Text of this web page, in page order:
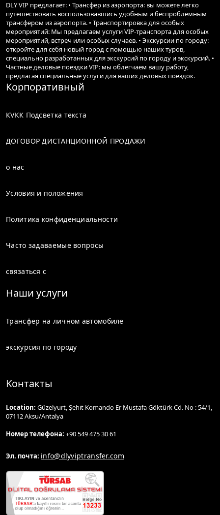
DLY VIP предлагает: • Трансфер из аэропорта: вы можете легко
путешествовать воспользовавшись удобным и беспроблемным
трансфером из аэропорта. • Транспортировка для особых
мероприятий: Мы предлагаем услуги VIP-транспорта для особых
мероприятий, встреч или особых случаев. • Экскурсии по городу:
откройте для себя новый город с помощью наших туров,
специально разработанных для экскурсий по городу и экскурсий. •
Частные деловые поездки VIP: мы облегчаем вашу работу,
предлагая специальные услуги для ваших деловых поездок.
Корпоративный
КVКК Подсветка текста
ДОГОВОР ДИСТАНЦИОННОЙ ПРОДАЖИ
о нас
Условия и положения
Политика конфиденциальности
Часто задаваемые вопросы
связаться с
Наши услуги
Трансфер на личном автомобиле
экскурсия по городу
Kонтакты
Location: Güzelyurt, Şehit Komando Er Mustafa Göktürk Cd. No : 54/1,
07112 Aksu/Antalya
Номер телефона: +90 549 475 30 61
Эл. почта: info@dlyviptransfer.com